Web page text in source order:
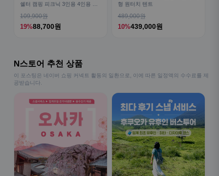
쉘터 캠핑 피크닉 3인용 4인용 패
109,900원
19%88,700원
형 원터치 텐트
489,000원
10%439,000원
N스토어 추천 상품
이 포스팅은 네이버 쇼핑 커넥트 활동의 일환으로, 이에 따른 일정액의 수수료를 제
공받습니다.